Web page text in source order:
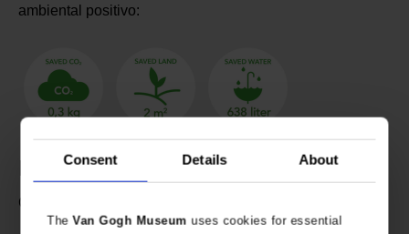
Consent Details About
TheVan Gogh Museum uses cookies for essential
ambiental positivo:
Especificaciones
Color amarillo en la parte trasera. Medidas: 40 x 40 cm.